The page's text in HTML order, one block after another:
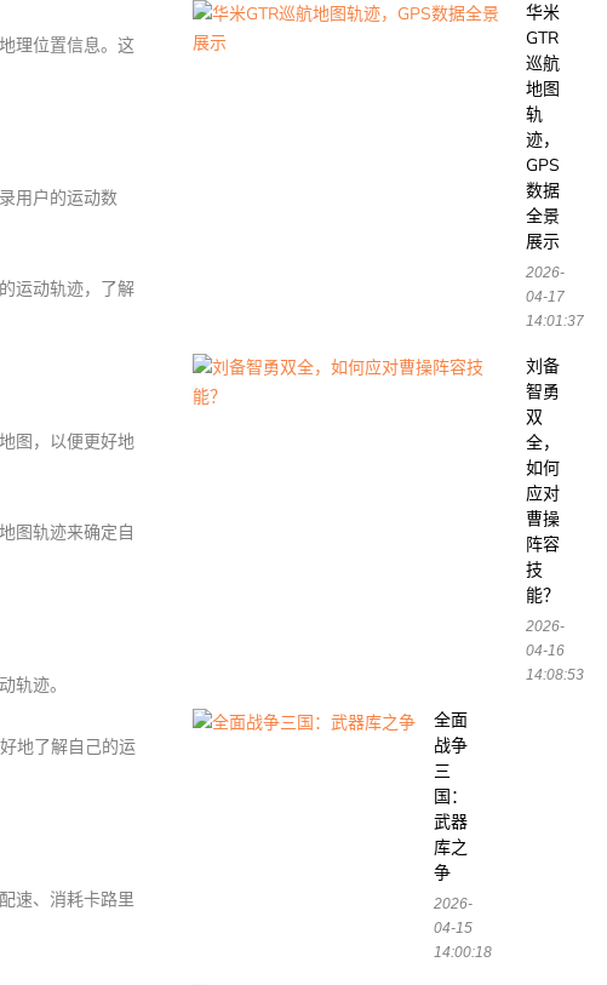
理位置信息。这
用户的运动数
运动轨迹，了解
图，以便更好地
图轨迹来确定自
轨迹。
地了解自己的运
速、消耗卡路里
华米
GTR
巡航
地图
轨
迹，
GPS
数据
全景
展示
2026-
04-17
14:01:37
刘备
智勇
双
全，
如何
应对
曹操
阵容
技
能？
2026-
04-16
14:08:53
全面
战争
三
国：
武器
库之
争
2026-
04-15
14:00:18